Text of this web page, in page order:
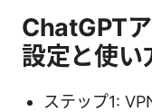
ChatGPT
設定と使い
ステップ1: